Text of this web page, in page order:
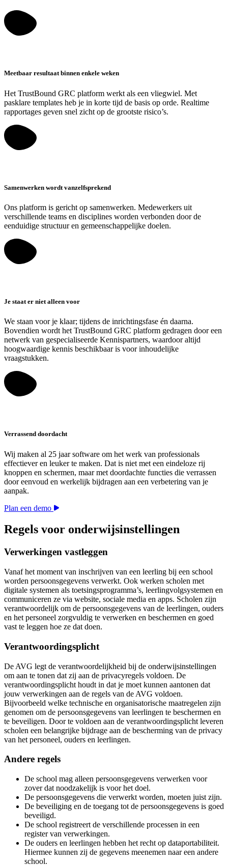
Meetbaar resultaat binnen enkele weken
Het TrustBound GRC platform werkt als een vliegwiel. Met
pasklare templates heb je in korte tijd de basis op orde. Realtime
rapportages geven snel zicht op de grootste risico’s.
Samenwerken wordt vanzelfsprekend
Ons platform is gericht op samenwerken. Medewerkers uit
verschillende teams en disciplines worden verbonden door de
eenduidige structuur en gemeenschappelijke doelen.
Je staat er niet alleen voor
We staan voor je klaar; tijdens de inrichtingsfase én daarna.
Bovendien wordt het TrustBound GRC platform gedragen door een
netwerk van gespecialiseerde Kennispartners, waardoor altijd
hoogwaardige kennis beschikbaar is voor inhoudelijke
vraagstukken.
Verrassend doordacht
Wij maken al 25 jaar software om het werk van professionals
effectiever en leuker te maken. Dat is niet met een eindeloze rij
knoppen en schermen, maar met doordachte functies die verrassen
door eenvoud en werkelijk bijdragen aan een verbetering van je
aanpak.
Plan een demo
Regels voor onderwijsinstellingen
Verwerkingen vastleggen
Vanaf het moment van inschrijven van een leerling bij een school
worden persoonsgegevens verwerkt. Ook werken scholen met
digitale systemen als toetsingsprogramma’s, leerlingvolgsystemen en
communiceren ze via website, sociale media en apps. Scholen zijn
verantwoordelijk om de persoonsgegevens van de leerlingen, ouders
en het personeel zorgvuldig te verwerken en beschermen en goed
vast te leggen hoe ze dat doen.
Verantwoordingsplicht
De AVG legt de verantwoordelijkheid bij de onderwijsinstellingen
om aan te tonen dat zij aan de privacyregels voldoen. De
verantwoordingsplicht houdt in dat je moet kunnen aantonen dat
jouw verwerkingen aan de regels van de AVG voldoen.
Bijvoorbeeld welke technische en organisatorische maatregelen zijn
genomen om de persoonsgegevens van leerlingen te beschermen en
te beveiligen. Door te voldoen aan de verantwoordingsplicht leveren
scholen een belangrijke bijdrage aan de bescherming van de privacy
van het personeel, ouders en leerlingen.
Andere regels
De school mag alleen persoonsgegevens verwerken voor
zover dat noodzakelijk is voor het doel.
De persoonsgegevens die verwerkt worden, moeten juist zijn.
De beveiliging en de toegang tot de persoonsgegevens is goed
beveiligd.
De school registreert de verschillende processen in een
register van verwerkingen.
De ouders en leerlingen hebben het recht op dataportabiliteit.
Hiermee kunnen zij de gegevens meenemen naar een andere
school.